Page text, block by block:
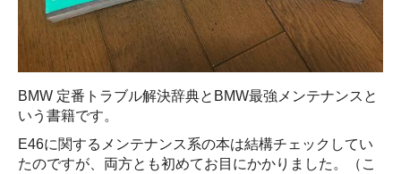
BMW 定番トラブル解決辞典とBMW最強メンテナンスと
いう書籍です。
E46に関するメンテナンス系の本は結構チェックしてい
たのですが、両方とも初めてお目にかかりました。（こ